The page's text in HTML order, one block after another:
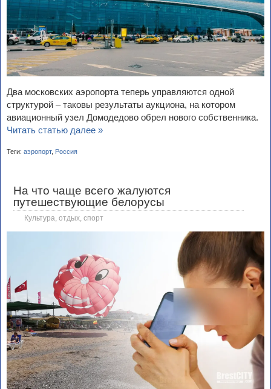
Два московских аэропорта теперь управляются одной
структурой – таковы результаты аукциона, на котором
авиационный узел Домодедово обрел нового собственника.
Читать статью далее »
Теги: аэропорт, Россия
На что чаще всего жалуются
путешествующие белорусы
Культура, отдых, спорт